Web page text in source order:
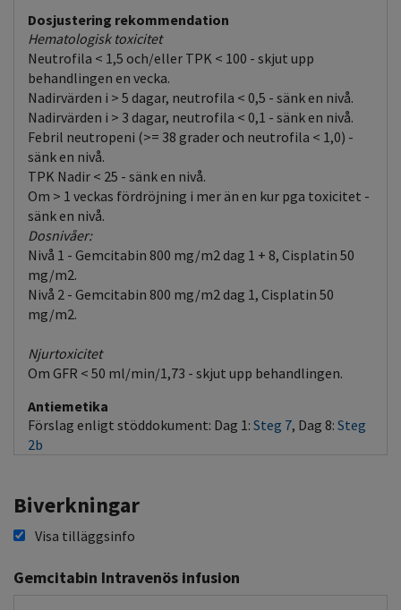
Dosjustering rekommendation
Hematologisk toxicitet
Neutrofila < 1,5 och/eller TPK < 100 - skjut upp
behandlingen en vecka.
Nadirvärden i > 5 dagar, neutrofila < 0,5 - sänk en nivå.
Nadirvärden i > 3 dagar, neutrofila < 0,1 - sänk en nivå.
Febril neutropeni (>= 38 grader och neutrofila < 1,0) -
sänk en nivå.
TPK Nadir < 25 - sänk en nivå.
Om > 1 veckas fördröjning i mer än en kur pga toxicitet -
sänk en nivå.
Dosnivåer:
Nivå 1 - Gemcitabin 800 mg/m2 dag 1 + 8, Cisplatin 50
mg/m2.
Nivå 2 - Gemcitabin 800 mg/m2 dag 1, Cisplatin 50
mg/m2.
Njurtoxicitet
Om GFR < 50 ml/min/1,73 - skjut upp behandlingen.
Antiemetika
Förslag enligt stöddokument: Dag 1: Steg 7, Dag 8: Steg
2b
Biverkningar
Visa tilläggsinfo
Gemcitabin Intravenös infusion